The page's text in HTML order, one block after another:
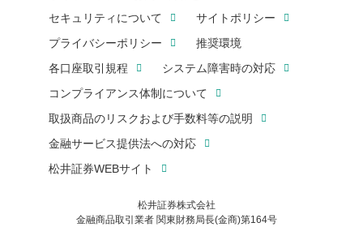
セキュリティについて
サイトポリシー
プライバシーポリシー
推奨環境
各口座取引規程
システム障害時の対応
コンプライアンス体制について
取扱商品のリスクおよび手数料等の説明
金融サービス提供法への対応
松井証券WEBサイト
松井証券株式会社
金融商品取引業者 関東財務局長(金商)第164号
お気に入り機能は松井証券の会員限定の機能です。